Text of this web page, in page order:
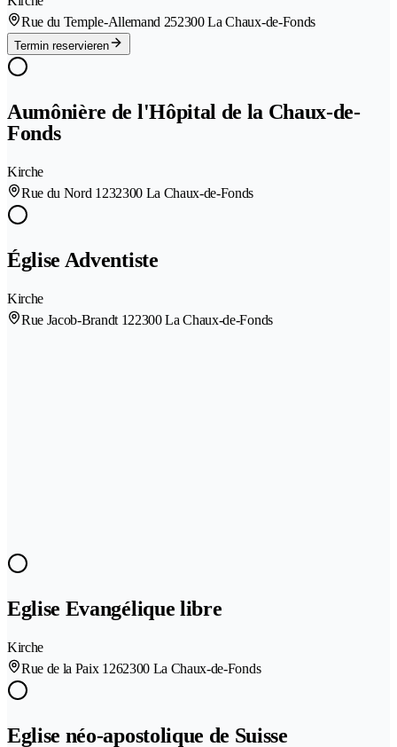
Rue du Temple-Allemand 252300 La Chaux-de-Fonds
Termin reservieren
Aumônière de l'Hôpital de la Chaux-de-
Fonds
Kirche
Rue du Nord 1232300 La Chaux-de-Fonds
Église Adventiste
Kirche
Rue Jacob-Brandt 122300 La Chaux-de-Fonds
Eglise Evangélique libre
Kirche
Rue de la Paix 1262300 La Chaux-de-Fonds
Eglise néo-apostolique de Suisse